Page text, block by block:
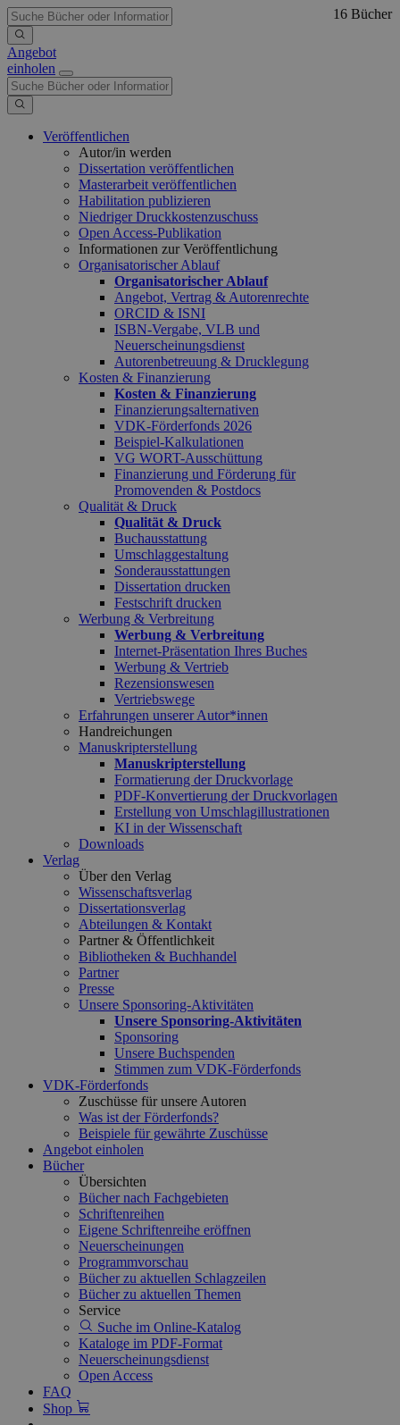
Angebot
einholen
Veröffentlichen
Autor/in werden
Dissertation veröffentlichen
Masterarbeit veröffentlichen
Habilitation publizieren
Niedriger Druckkostenzuschuss
Open Access-Publikation
Informationen zur Veröffentlichung
Organisatorischer Ablauf
Organisatorischer Ablauf
Angebot, Vertrag & Autorenrechte
ORCID & ISNI
ISBN-Vergabe, VLB und
Neuerscheinungsdienst
Autorenbetreuung & Drucklegung
Kosten & Finanzierung
Kosten & Finanzierung
Finanzierungsalternativen
VDK-Förderfonds 2026
Beispiel-Kalkulationen
VG WORT-Ausschüttung
Finanzierung und Förderung für
Promovenden & Postdocs
Qualität & Druck
Qualität & Druck
Buchausstattung
Umschlaggestaltung
Sonderausstattungen
Dissertation drucken
Festschrift drucken
Werbung & Verbreitung
Werbung & Verbreitung
Internet-Präsentation Ihres Buches
Werbung & Vertrieb
Rezensionswesen
Vertriebswege
Erfahrungen unserer Autor*innen
Handreichungen
Manuskripterstellung
Manuskripterstellung
Formatierung der Druckvorlage
PDF-Konvertierung der Druckvorlagen
Erstellung von Umschlagillustrationen
KI in der Wissenschaft
Downloads
Verlag
Über den Verlag
Wissenschaftsverlag
Dissertationsverlag
Abteilungen & Kontakt
Partner & Öffentlichkeit
Bibliotheken & Buchhandel
Partner
Presse
Unsere Sponsoring-Aktivitäten
Unsere Sponsoring-Aktivitäten
Sponsoring
Unsere Buchspenden
Stimmen zum VDK-Förderfonds
VDK-Förderfonds
Zuschüsse für unsere Autoren
Was ist der Förderfonds?
Beispiele für gewährte Zuschüsse
Angebot einholen
Bücher
Übersichten
Bücher nach Fachgebieten
Schriftenreihen
Eigene Schriftenreihe eröffnen
Neuerscheinungen
Programmvorschau
Bücher zu aktuellen Schlagzeilen
Bücher zu aktuellen Themen
Service
Suche im Online-Katalog
Kataloge im PDF-Format
Neuerscheinungsdienst
Open Access
FAQ
Shop
16 Bücher